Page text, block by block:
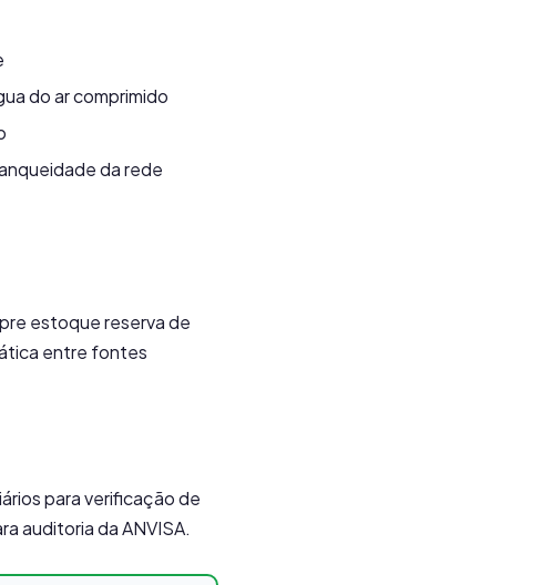
do ar comprimido
da rede
estoque reserva de
entre fontes
para verificação de
auditoria da ANVISA.